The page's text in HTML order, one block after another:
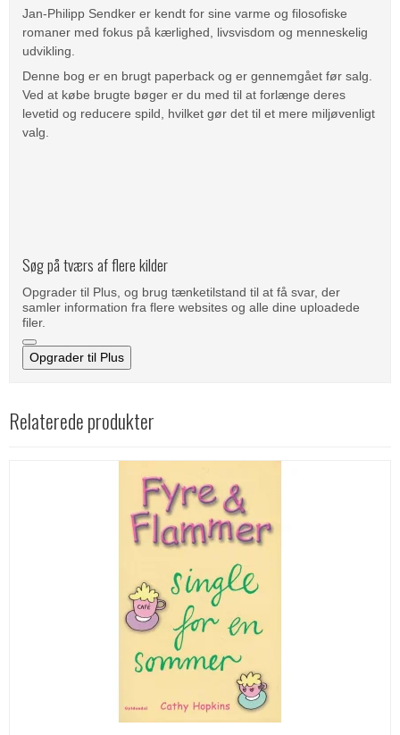
Jan-Philipp Sendker er kendt for sine varme og filosofiske
romaner med fokus på kærlighed, livsvisdom og menneskelig
udvikling.
Denne bog er en brugt paperback og er gennemgået før salg.
Ved at købe brugte bøger er du med til at forlænge deres
levetid og reducere spild, hvilket gør det til et mere miljøvenligt
valg.
Søg på tværs af flere kilder
Opgrader til Plus, og brug tænketilstand til at få svar, der
samler information fra flere websites og alle dine uploadede
filer.
Opgrader til Plus
Relaterede produkter